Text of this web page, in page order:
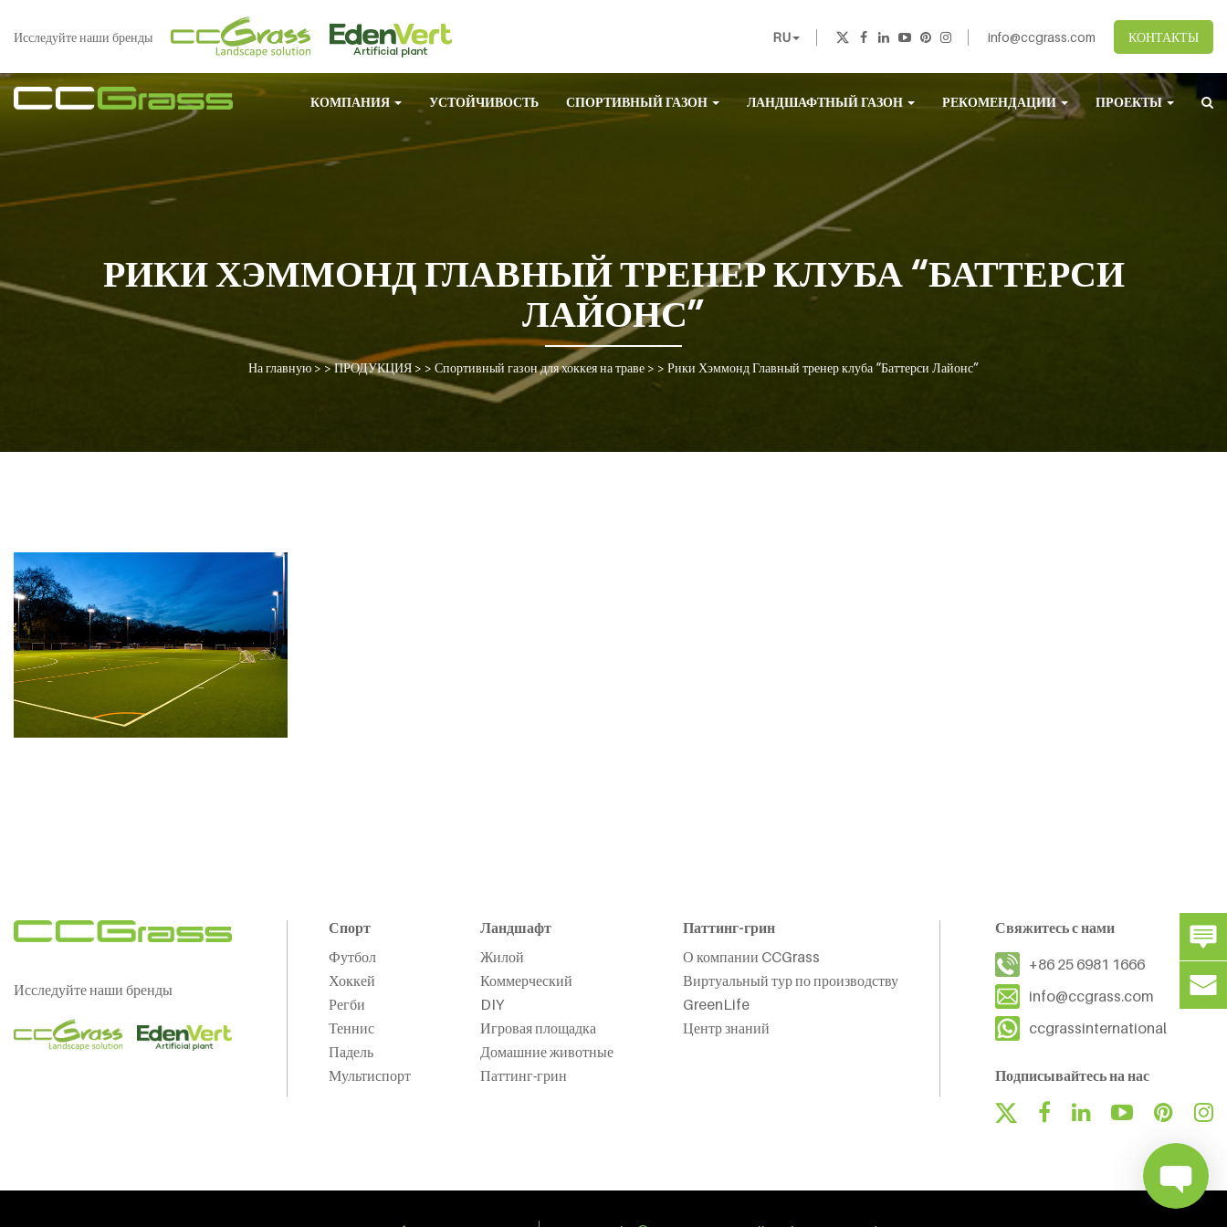
Исследуйте наши бренды RU info@ccgrass.com КОНТАКТЫ
КОМПАНИЯ УСТОЙЧИВОСТЬ СПОРТИВНЫЙ ГАЗОН ЛАНДШАФТНЫЙ ГАЗОН РЕКОМЕНДАЦИИ ПРОЕКТЫ
РИКИ ХЭММОНД ГЛАВНЫЙ ТРЕНЕР КЛУБА “БАТТЕРСИ
ЛАЙОНС”
На главную > >ПРОДУКЦИЯ > > Спортивный газон для хоккея на траве > > Рики Хэммонд Главный тренер клуба “Баттерси Лайонс”
Исследуйте наши бренды
Спорт
Футбол
Хоккей
Регби
Теннис
Падель
Мультиспорт
Ландшафт
Жилой
Коммерческий
DIY
Игровая площадка
Домашние животные
Паттинг-грин
Паттинг-грин
О компании CCGrass
Виртуальный тур по производству
GreenLife
Центр знаний
Свяжитесь с нами
+86 25 6981 1666
info@ccgrass.com
ccgrassinternational
Подписывайтесь на нас